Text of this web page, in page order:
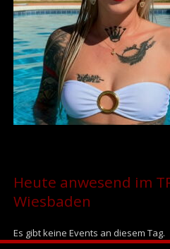
Heute anwesend im
Wiesbaden
Es gibt keine Events an diesem Tag.